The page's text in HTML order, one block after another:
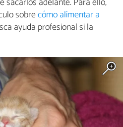
sobrecómo alimentar a
ayuda profesional si la